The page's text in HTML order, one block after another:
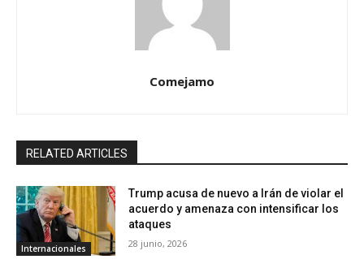
Comejamo
RELATED ARTICLES
Internacionales
Trump acusa de nuevo a Irán de violar el
acuerdo y amenaza con intensificar los
ataques
28 junio, 2026